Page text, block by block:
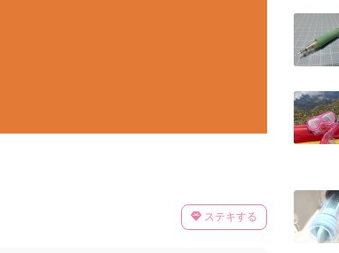
ステキする